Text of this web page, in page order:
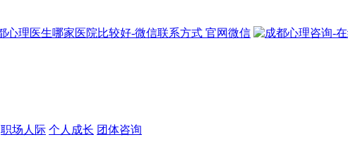
官网微信
职场人际 个人成长 团体咨询